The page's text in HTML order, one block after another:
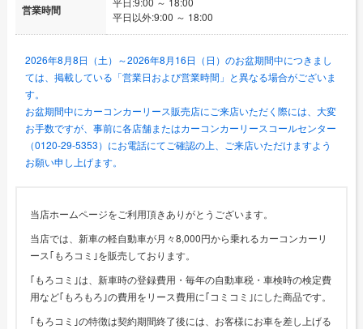
営業時間
平日以外:9:00 ～ 18:00
2026年8月8日（土）～2026年8月16日（日）のお盆期間中につきまし
ては、掲載している「営業日および営業時間」と異なる場合がございま
す。
お盆期間中にカーコンカーリース販売店にご来店いただく際には、大変
お手数ですが、事前に各店舗またはカーコンカーリースコールセンター
（0120-29-5353）にお電話にてご確認の上、ご来店いただけますよう
お願い申し上げます。
当店ホームページをご利用頂きありがとうございます。
当店では、新車の軽自動車が月々8,000円から乗れるカーコンカーリ
ース｢もろコミ｣を販売しております。
｢もろコミ｣は、新車時の登録費用・毎年の自動車税・車検時の検定費
用など｢もろもろ｣の費用をリース費用に｢コミコミ｣にした商品です。
｢もろコミ｣の特徴は契約期間終了後には、お客様にお車を差し上げる